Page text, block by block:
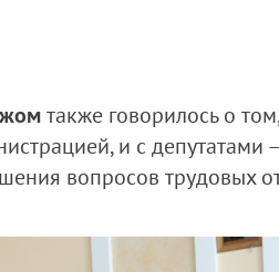
также говорилось о
и с
вопросов трудовых